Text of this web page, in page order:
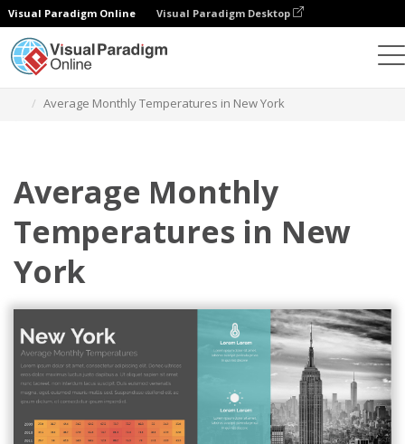
Visual Paradigm Online Visual Paradigm Desktop
Average Monthly Temperatures in New York
Average Monthly
Temperatures in New
York